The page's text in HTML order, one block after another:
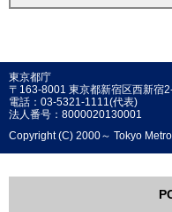
東京都庁
〒163-8001 東京都新宿区西新宿
電話：03-5321-1111(代表)
法人番号：8000020130001
Copyright (C) 2000～ Tokyo